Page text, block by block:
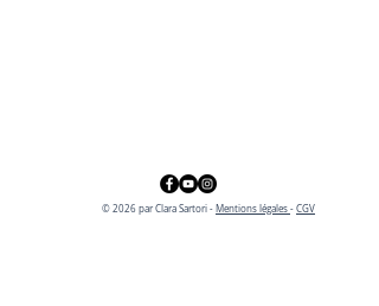
© 2026 par Clara Sartori - Mentions légales - CGV